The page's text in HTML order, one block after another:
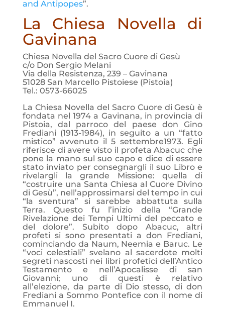
and Antipopes”.
La Chiesa Novella di
Gavinana
Chiesa Novella del Sacro Cuore di Gesù
c/o Don Sergio Melani
Via della Resistenza, 239 – Gavinana
51028 San Marcello Pistoiese (Pistoia)
Tel.: 0573-66025
La Chiesa Novella del Sacro Cuore di Gesù è
fondata nel 1974 a Gavinana, in provincia di
Pistoia, dal parroco del paese don Gino
Frediani (1913-1984), in seguito a un “fatto
mistico” avvenuto il 5 settembre1973. Egli
riferisce di avere visto il profeta Abacuc che
pone la mano sul suo capo e dice di essere
stato inviato per consegnargli il suo Libro e
rivelargli la grande Missione: quella di
“costruire una Santa Chiesa al Cuore Divino
di Gesù”, nell’approssimarsi del tempo in cui
“la sventura” si sarebbe abbattuta sulla
Terra. Questo fu l’inizio della “Grande
Rivelazione dei Tempi Ultimi del peccato e
del dolore”. Subito dopo Abacuc, altri
profeti si sono presentati a don Frediani,
cominciando da Naum, Neemia e Baruc. Le
“voci celestiali” svelano al sacerdote molti
segreti nascosti nei libri profetici dell’Antico
Testamento e nell’Apocalisse di san
Giovanni; uno di questi è relativo
all’elezione, da parte di Dio stesso, di don
Frediani a Sommo Pontefice con il nome di
Emmanuel I.